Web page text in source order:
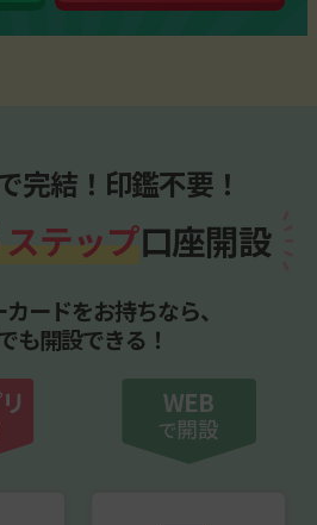
完結！印鑑不要！
ステップ口座開設
ードをお持ちなら、
も開設できる！